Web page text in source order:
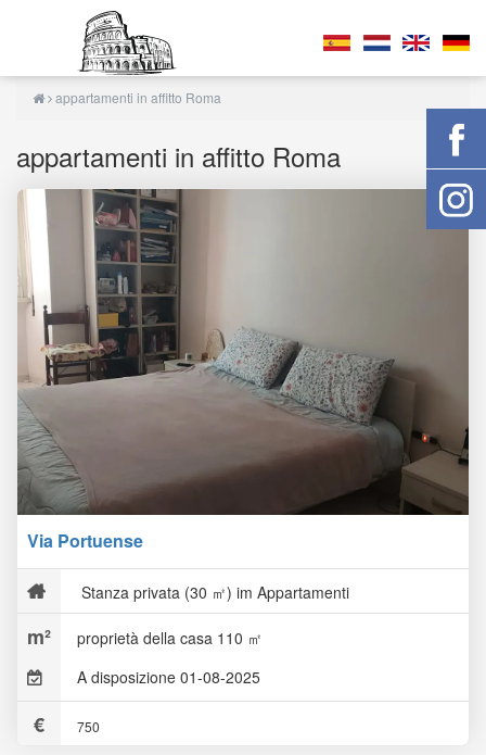
appartamenti in affitto Roma
appartamenti in affitto Roma
Via Portuense
Stanza privata (30 ㎡) im Appartamenti
proprietà della casa 110 ㎡
A disposizione 01-08-2025
750